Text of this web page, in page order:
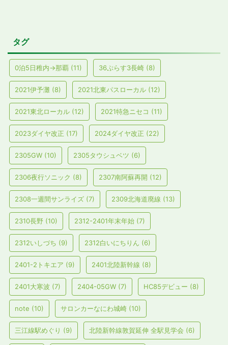
タグ
0泊5日稚内→那覇 (11) 36ぷらす3長崎 (8)
2021伊予灘 (8) 2021北東パスローカル (12)
2021東北ローカル (12) 2021特急ニセコ (11)
2023ダイヤ改正 (17) 2024ダイヤ改正 (22)
2305GW (10) 2305タウシュベツ (6)
2306夜行ソニック (8) 2307南阿蘇再開 (12)
2308一週間サンライズ (7) 2309北海道廃線 (13)
2310長野 (10) 2312-2401年末年始 (7)
2312いしづち (9) 2312白いにちりん (6)
2401-2トキエア (9) 2401北陸新幹線 (8)
2401大寒波 (7) 2404-05GW (7) HC85デビュー (8)
note (10) サロンカーなにわ城崎 (10)
三江線駅めぐり (9) 北陸新幹線敦賀延伸 全駅見学会 (6)